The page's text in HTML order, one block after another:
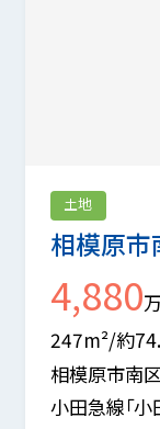
相模原市
土地
4,880
247m²/約
相模原市南
小田急線「